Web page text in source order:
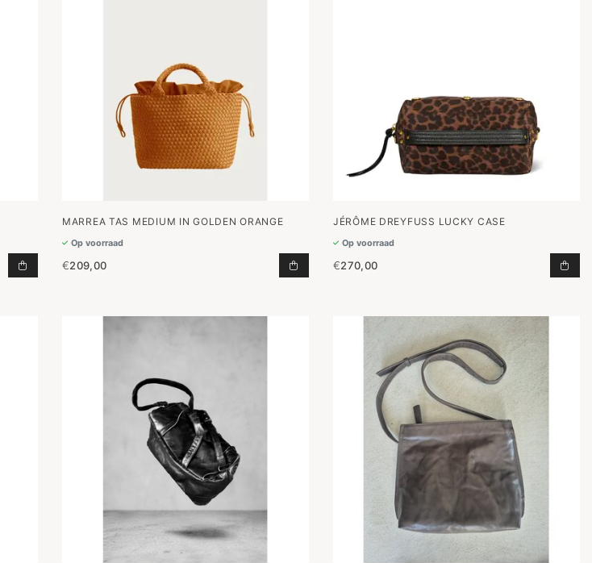
POUCH IN GOLDEN SUN TOEVOEGEN AAN WINKELWAGEN
MARREA TAS MEDIUM IN GOLDEN ORANGE
Op voorraad
€209,00 TAS MEDIUM IN GOLDEN ORANGE TOEVOEGEN AAN
JÉRÔME DREYFUSS LUCKY CASE
Op voorraad
€270,00